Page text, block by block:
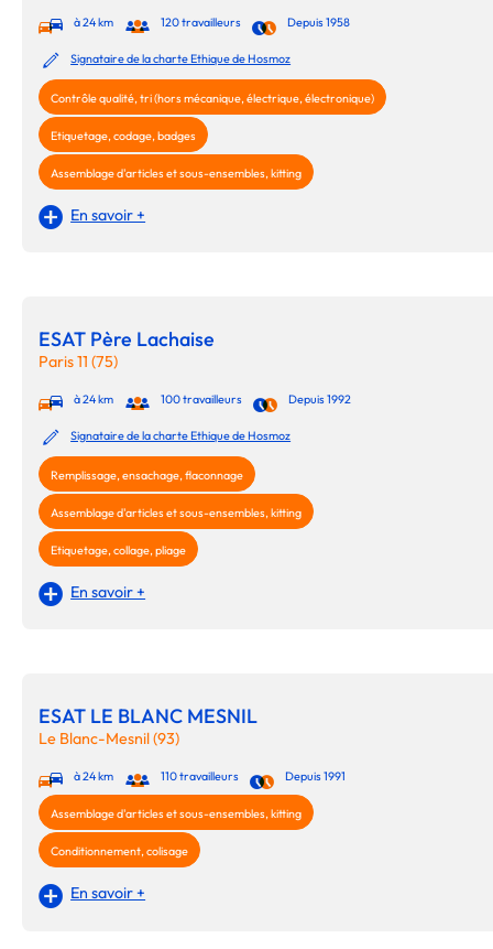
à 24 km 120 travailleurs Depuis 1958
Signataire de la charte Ethique de Hosmoz
Contrôle qualité, tri (hors mécanique, électrique, électronique)
Etiquetage, codage, badges
Assemblage d'articles et sous-ensembles, kitting
En savoir +
ESAT Père Lachaise
Paris 11 (75)
à 24 km 100 travailleurs Depuis 1992
Signataire de la charte Ethique de Hosmoz
Remplissage, ensachage, flaconnage
Assemblage d'articles et sous-ensembles, kitting
Etiquetage, collage, pliage
En savoir +
ESAT LE BLANC MESNIL
Le Blanc-Mesnil (93)
à 24 km 110 travailleurs Depuis 1991
Assemblage d'articles et sous-ensembles, kitting
Conditionnement, colisage
En savoir +